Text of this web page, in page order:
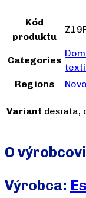
Kód
produktu
Categories
Regions
Variant desiata,
O výrobcovi
Výrobca: